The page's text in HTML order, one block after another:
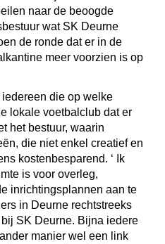
naar de beoogde
wat SK Deurne
de ronde dat er in de
meer voorzien is op
die op welke
lokale voetbalclub dat er
het bestuur, waarin
die niet enkel creatief en
kostenbesparend. ‘ Ik
is voor overleg,
inrichtingsplannen aan te
in Deurne rechtstreeks
SK Deurne. Bijna iedere
manier wel een link